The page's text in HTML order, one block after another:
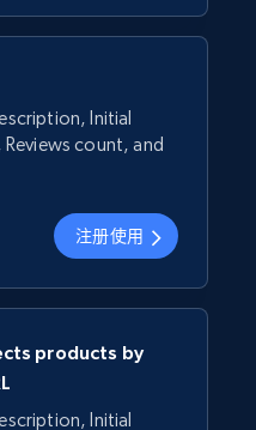
Initial
count, and
注册使用
products by
Initial